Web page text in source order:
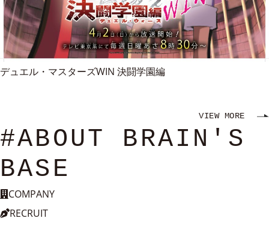
デュエル・マスターズWIN 決闘学園編
VIEW MORE
#ABOUT BRAIN'S
BASE
COMPANY
RECRUIT